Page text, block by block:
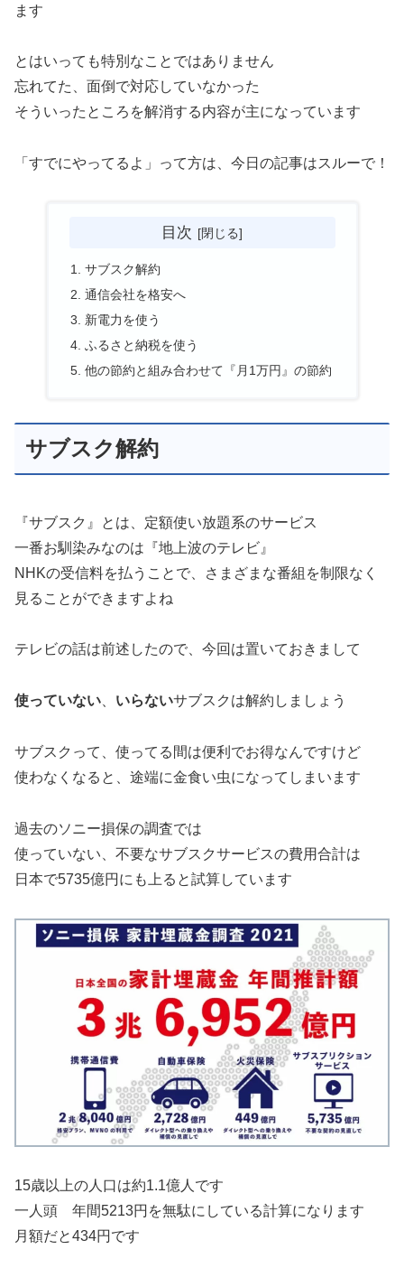
ます
とはいっても特別なことではありません
忘れてた、面倒で対応していなかった
そういったところを解消する内容が主になっています
「すでにやってるよ」って方は、今日の記事はスルーで！
目次
サブスク解約
通信会社を格安へ
新電力を使う
ふるさと納税を使う
他の節約と組み合わせて『月1万円』の節約
サブスク解約
『サブスク』とは、定額使い放題系のサービス
一番お馴染みなのは『地上波のテレビ』
NHKの受信料を払うことで、さまざまな番組を制限なく
見ることができますよね
テレビの話は前述したので、今回は置いておきまして
使っていない いらないサブスクは解約しましょう
サブスクって、使ってる間は便利でお得なんですけど
使わなくなると、途端に金食い虫になってしまいます
過去のソニー損保の調査では
使っていない、不要なサブスクサービスの費用合計は
日本で5735億円にも上ると試算しています
15歳以上の人口は約1.1億人です
一人頭 年間5213円を無駄にしている計算になります
月額だと434円です